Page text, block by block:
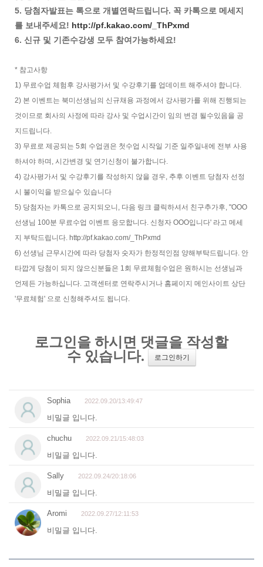
5. 당첨자발표는 톡으로 개별연락드립니다. 꼭 카톡으로 메세지
를 보내주세요! http://pf.kakao.com/_ThPxmd
6. 신규 및 기존수강생 모두 참여가능하세요!
* 참고사항
1) 무료수업 체험후 강사평가서 및 수강후기를 업데이트 해주셔야 합니다.
2) 본 이벤트는 북미선생님의 신규채용 과정에서 강사평가를 위해 진행되는
것이므로 회사의 사정에 따라 강사 및 수업시간이 임의 변경 될수있음을 공
지드립니다.
3) 무료로 제공되는 5회 수업권은 첫수업 시작일 기준 일주일내에 전부 사용
하셔야 하며, 시간변경 및 연기신청이 불가합니다.
4) 강사평가서 및 수강후기를 작성하지 않을 경우, 추후 이벤트 당첨자 선정
시 불이익을 받으실수 있습니다
5) 당첨자는 카톡으로 공지되오니, 다음 링크 클릭하셔서 친구추가후, "OOO
선생님 100분 무료수업 이벤트 응모합니다. 신청자 OOO입니다' 라고 메세
지 부탁드립니다. http://pf.kakao.com/_ThPxmd
6) 선생님 근무시간에 따라 당첨자 숫자가 한정적인점 양해부탁드립니다. 안
타깝게 당첨이 되지 않으신분들은 1회 무료체험수업은 원하시는 선생님과
언제든 가능하십니다. 고객센터로 연락주시거나 홈페이지 메인사이트 상단
'무료체험' 으로 신청해주셔도 됩니다.